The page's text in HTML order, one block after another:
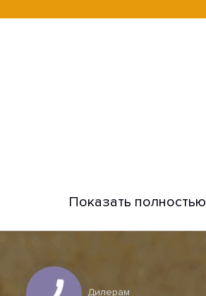
Показать полностью
Дилерам